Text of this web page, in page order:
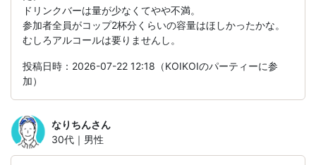
ドリンクバーは量が少なくてやや不満。
参加者全員がコップ2杯分くらいの容量はほしかったかな。
むしろアルコールは要りませんし。
投稿日時：2026-07-22 12:18（KOIKOIのパーティーに参
加）
なりちんさん
30代｜男性